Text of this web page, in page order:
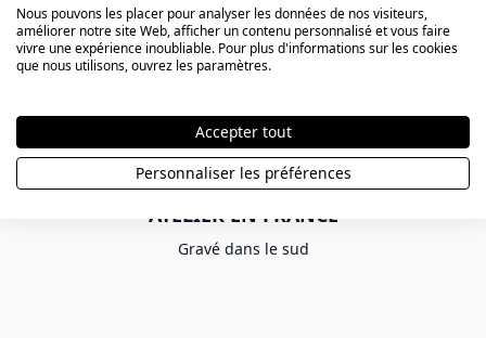
LIVRAISON GRATUITE
Livraison gratuite à partir de 80 €
ATELIER EN FRANCE
Gravé dans le sud
Nous pouvons les placer pour analyser les données de nos visiteurs,
améliorer notre site Web, afficher un contenu personnalisé et vous faire
vivre une expérience inoubliable. Pour plus d'informations sur les cookies
que nous utilisons, ouvrez les paramètres.
Accepter tout
Personnaliser les préférences